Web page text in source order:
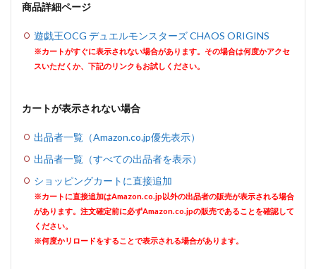
商品詳細ページ
遊戯王OCG デュエルモンスターズ CHAOS ORIGINS
※カートがすぐに表示されない場合があります。その場合は何度かアクセ
スいただくか、下記のリンクもお試しください。
カートが表示されない場合
出品者一覧（Amazon.co.jp優先表示）
出品者一覧（すべての出品者を表示）
ショッピングカートに直接追加
※カートに直接追加はAmazon.co.jp以外の出品者の販売が表示される場合
があります。注文確定前に必ずAmazon.co.jpの販売であることを確認して
ください。
※何度かリロードをすることで表示される場合があります。